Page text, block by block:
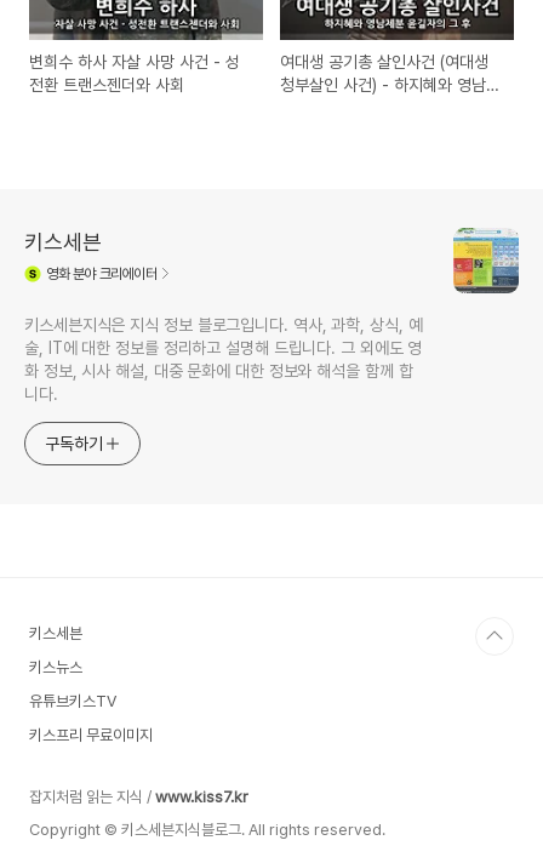
변희수 하사 자살 사망 사건 - 성
전환 트랜스젠더와 사회
여대생 공기총 살인사건 (여대생
청부살인 사건) - 하지혜와 영남제
키스세븐
영화분야 크리에이터
키스세븐지식은 지식 정보 블로그입니다. 역사, 과학, 상식, 예
술, IT에 대한 정보를 정리하고 설명해 드립니다. 그 외에도 영
화 정보, 시사 해설, 대중 문화에 대한 정보와 해석을 함께 합
니다.
구독하기
키스세븐
키스뉴스
유튜브키스TV
키스프리 무료이미지
잡지처럼 읽는 지식 / www.kiss7.kr
Copyright © 키스세븐지식블로그. All rights reserved.